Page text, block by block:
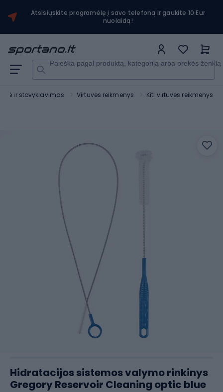
Atsisiųskite programėlę į savo telefoną ir gaukite 10 Eur
nuolaidą!
Paieška pagal produktą, kategoriją arba prekės ženklą
ir stovyklavimas Virtuvės reikmenys Kiti virtuvės reikmenys
Hidratacijos sistemos valymo rinkinys
Gregory Reservoir Cleaning optic blue